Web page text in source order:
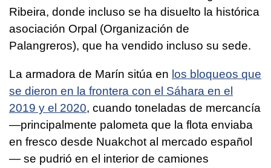
Ribeira, donde incluso se ha disuelto la histórica
asociación Orpal (Organización de
Palangreros), que ha vendido incluso su sede.
La armadora de Marín sitúa en los bloqueos que
se dieron en la frontera con el Sáhara en el
2019 y el 2020, cuando toneladas de mercancía
—principalmente palometa que la flota enviaba
en fresco desde Nuakchot al mercado español
— se pudrió en el interior de camiones